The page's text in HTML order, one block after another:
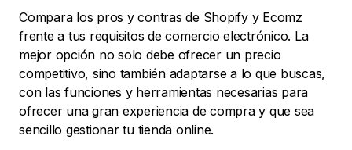
Compara los pros y contras de Shopify y Ecomz
frente a tus requisitos de comercio electrónico. La
mejor opción no solo debe ofrecer un precio
competitivo, sino también adaptarse a lo que buscas,
con las funciones y herramientas necesarias para
ofrecer una gran experiencia de compra y que sea
sencillo gestionar tu tienda online.